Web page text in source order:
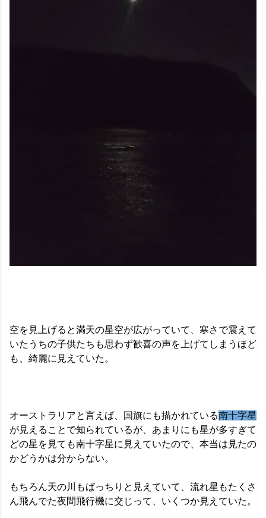
空を見上げると満天の星空が広がっていて、寒さで震えて
いたうちの子供たちも思わず歓喜の声を上げてしまうほど
も、綺麗に見えていた。
オーストラリアと言えば、国旗にも描かれている南十字星
が見えることで知られているが、あまりにも星が多すぎて
どの星を見ても南十字星に見えていたので、本当は見たの
かどうかは分からない。
もちろん天の川もばっちりと見えていて、流れ星もたくさ
ん飛んでた夜間飛行機に交じって、いくつか見えていた。